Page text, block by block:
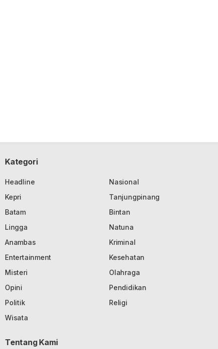
Kategori
Headline
Nasional
Kepri
Tanjungpinang
Batam
Bintan
Lingga
Natuna
Anambas
Kriminal
Entertainment
Kesehatan
Misteri
Olahraga
Opini
Pendidikan
Politik
Religi
Wisata
Tentang Kami